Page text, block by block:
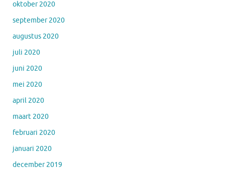
oktober 2020
september 2020
augustus 2020
juli 2020
juni 2020
mei 2020
april 2020
maart 2020
februari 2020
januari 2020
december 2019